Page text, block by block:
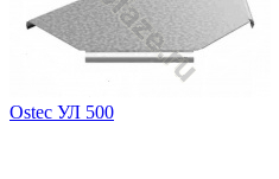
Ostec УЛ 500